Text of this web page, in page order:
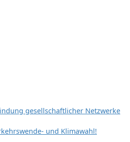
gesellschaftlicher Netzwerke
und Klimawahl!